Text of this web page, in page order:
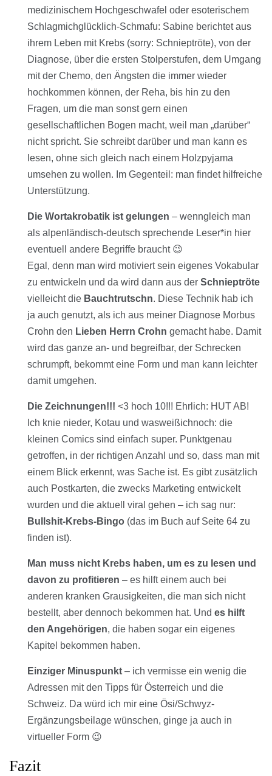
medizinischem Hochgeschwafel oder esoterischem
Schlagmichglücklich-Schmafu: Sabine berichtet aus
ihrem Leben mit Krebs (sorry: Schnieptröte), von der
Diagnose, über die ersten Stolperstufen, dem Umgang
mit der Chemo, den Ängsten die immer wieder
hochkommen können, der Reha, bis hin zu den
Fragen, um die man sonst gern einen
gesellschaftlichen Bogen macht, weil man „darüber“
nicht spricht. Sie schreibt darüber und man kann es
lesen, ohne sich gleich nach einem Holzpyjama
umsehen zu wollen. Im Gegenteil: man findet hilfreiche
Unterstützung.
Die Wortakrobatik ist gelungen – wenngleich man
als alpenländisch-deutsch sprechende Leser*in hier
eventuell andere Begriffe braucht 😉
Egal, denn man wird motiviert sein eigenes Vokabular
zu entwickeln und da wird dann aus der Schnieptröte
vielleicht die Bauchtrutschn. Diese Technik hab ich
ja auch genutzt, als ich aus meiner Diagnose Morbus
Crohn den Lieben Herrn Crohn gemacht habe. Damit
wird das ganze an- und begreifbar, der Schrecken
schrumpft, bekommt eine Form und man kann leichter
damit umgehen.
Die Zeichnungen!!! <3 hoch 10!!! Ehrlich: HUT AB!
Ich knie nieder, Kotau und wasweißichnoch: die
kleinen Comics sind einfach super. Punktgenau
getroffen, in der richtigen Anzahl und so, dass man mit
einem Blick erkennt, was Sache ist. Es gibt zusätzlich
auch Postkarten, die zwecks Marketing entwickelt
wurden und die aktuell viral gehen – ich sag nur:
Bullshit-Krebs-Bingo (das im Buch auf Seite 64 zu
finden ist).
Man muss nicht Krebs haben, um es zu lesen und
davon zu profitieren – es hilft einem auch bei
anderen kranken Grausigkeiten, die man sich nicht
bestellt, aber dennoch bekommen hat. Und es hilft
den Angehörigen, die haben sogar ein eigenes
Kapitel bekommen haben.
Einziger Minuspunkt – ich vermisse ein wenig die
Adressen mit den Tipps für Österreich und die
Schweiz. Da würd ich mir eine Ösi/Schwyz-
Ergänzungsbeilage wünschen, ginge ja auch in
virtueller Form 😉
Fazit